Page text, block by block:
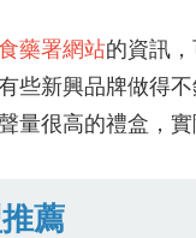
藥署網站的資訊
新興品牌做得不
量很高的禮盒，
薦